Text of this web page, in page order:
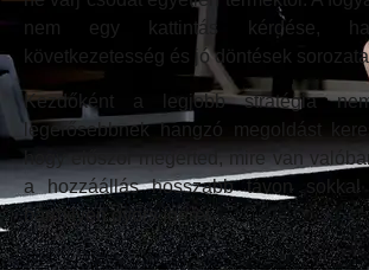
nem egy kattintás kérdése,
következetesség és jó döntések
Kezdőként a legjobb stratégia
legerősebbnek hangzó megoldást
hogy először megérted, mire van
a hozzáállás hosszabb távon
bármilyen gyors ígéret.